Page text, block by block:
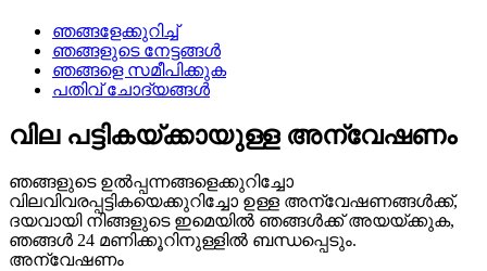
ഞങ്ങളേക്കുറിച്ച്
ഞങ്ങളുടെ നേട്ടങ്ങൾ
ഞങ്ങളെ സമീപിക്കുക
പതിവ് ചോദ്യങ്ങൾ
വില പട്ടികയ്‌ക്കായുള്ള അന്വേഷണം
ഞങ്ങളുടെ ഉൽപ്പന്നങ്ങളെക്കുറിച്ചോ
വിലവിവരപ്പട്ടികയെക്കുറിച്ചോ ഉള്ള അന്വേഷണങ്ങൾക്ക്,
ദയവായി നിങ്ങളുടെ ഇമെയിൽ ഞങ്ങൾക്ക് അയയ്ക്കുക,
ഞങ്ങൾ 24 മണിക്കൂറിനുള്ളിൽ ബന്ധപ്പെടും.
അന്വേഷണം